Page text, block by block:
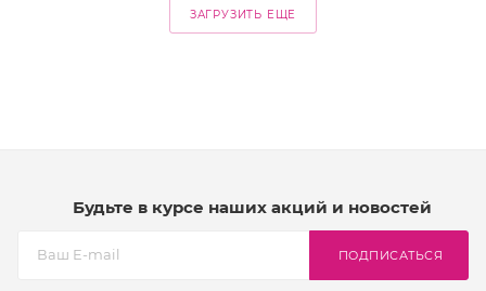
ЗАГРУЗИТЬ ЕЩЕ
Будьте в курсе наших акций и новостей
ПОДПИСАТЬСЯ